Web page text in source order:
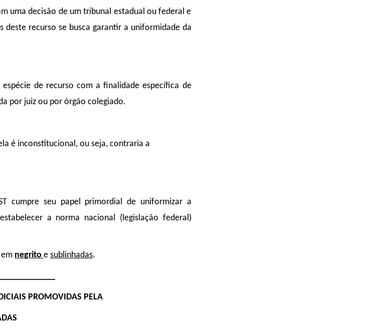
uma decisão de um tribunal estadual ou federal e
deste recurso se busca garantir a uniformidade da
de recurso com a finalidade específica de
por juiz ou por órgão colegiado.
é inconstitucional, ou seja, contraria a
cumpre seu papel primordial de uniformizar a
a norma nacional (legislação federal)
negrito e sublinhadas.
PROMOVIDAS PELA